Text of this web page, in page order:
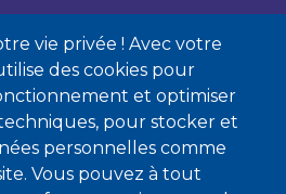
vie privée ! Avec votre
des cookies pour
et optimiser
pour stocker et
personnelles comme
Vous pouvez à tout